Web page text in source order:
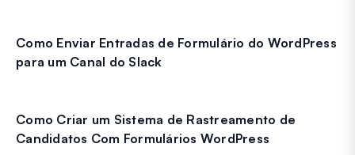
Como Enviar Entradas de Formulário do WordPress
para um Canal do Slack
Como Criar um Sistema de Rastreamento de
Candidatos Com Formulários WordPress